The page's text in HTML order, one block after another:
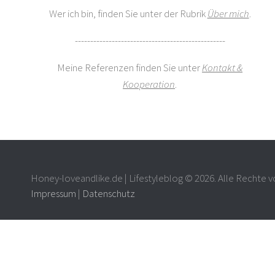
Wer ich bin, finden Sie unter der RubrikÜber mich.
-------------------------------------------------
Meine Referenzen finden Sie unterKontakt &
Kooperation.
Honey-loveandlike.de | Lifestyleblog © 2026. Alle Rechte
Impressum | Datenschutz